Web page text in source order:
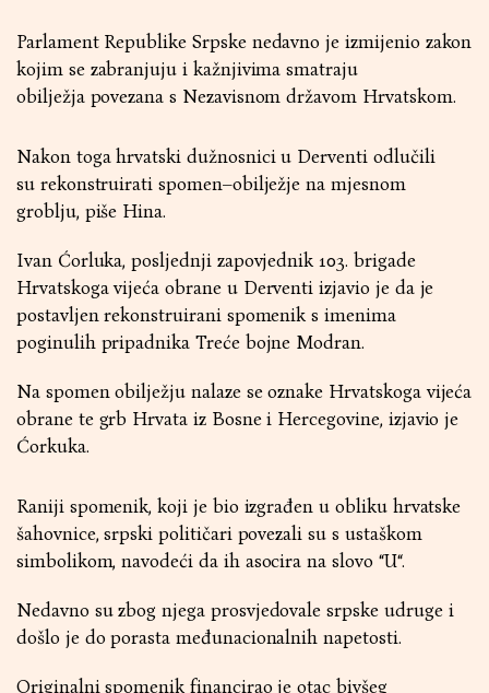
Parlament Republike Srpske nedavno je izmijenio zakon
kojim se zabranjuju i kažnjivima smatraju
obilježja povezana s Nezavisnom državom Hrvatskom.
Nakon toga hrvatski dužnosnici u Derventi odlučili
su rekonstruirati spomen–obilježje na mjesnom
groblju, piše Hina.
Ivan Ćorluka, posljednji zapovjednik 103. brigade
Hrvatskoga vijeća obrane u Derventi izjavio je da je
postavljen rekonstruirani spomenik s imenima
poginulih pripadnika Treće bojne Modran.
Na spomen obilježju nalaze se oznake Hrvatskoga vijeća
obrane te grb Hrvata iz Bosne i Hercegovine, izjavio je
Ćorkuka.
Raniji spomenik, koji je bio izgrađen u obliku hrvatske
šahovnice, srpski političari povezali su s ustaškom
simbolikom, navodeći da ih asocira na slovo “U“.
Nedavno su zbog njega prosvjedovale srpske udruge i
došlo je do porasta međunacionalnih napetosti.
Originalni spomenik financirao je otac bivšeg